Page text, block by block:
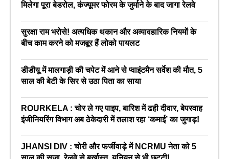
मिलेगा पूरा बेडरोल, कंज्यूमर फोरम के जुर्माने के बाद जागा रेलवे
सुरक्षा राम भरोसे! अत्यधिक थकान और अव्यावहारिक नियमों के
बीच काम करने को मजबूर हैं लोको पायलट
डीडीयू में मालगाड़ी की चपेट में आने से प्वाइंटमैन सर्वेश की मौत, 5
साल की बेटी के सिर से उठा पिता का साया
ROURKELA : चोर ले गए पाइप, बारिश में ढही दीवार, बेपरवाह
इंजीनियरिंग विभाग अब ठेकेदारी में तलाश रहा ‘कमाई’ का जुगाड़!
JHANSI DIV : चोरी और फर्जीवाड़े में NCRMU नेता को 5